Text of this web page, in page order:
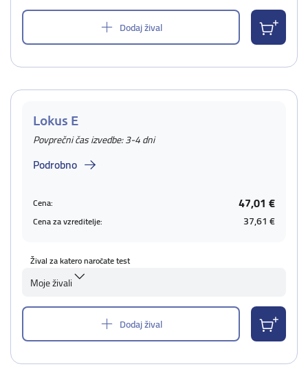
Dodaj žival
Lokus E
Povprečni čas izvedbe: 3-4 dni
Podrobno
Cena: 47,01 €
Cena za vzreditelje: 37,61 €
Žival za katero naročate test
Moje živali
Dodaj žival